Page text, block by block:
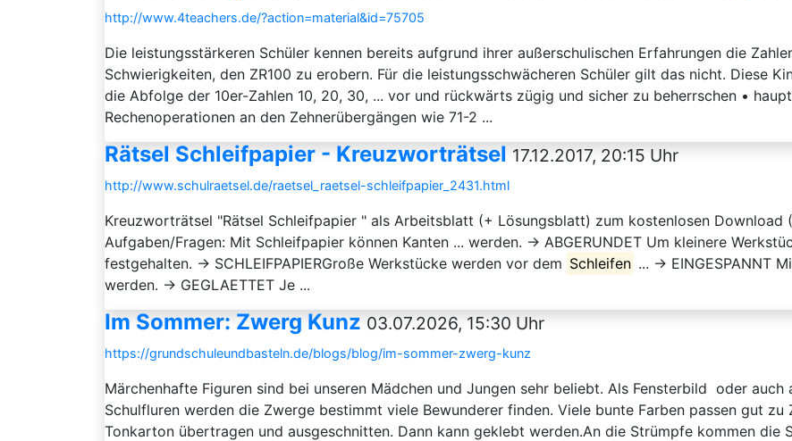
http://www.4teachers.de/?action=material&id=75705
Die leistungsstärkeren Schüler kennen bereits aufgrund ihrer außerschulischen Erfahrungen die
Schwierigkeiten, den ZR100 zu erobern. Für die leistungsschwächeren Schüler gilt das nicht. Diese
die Abfolge der 10er-Zahlen 10, 20, 30, ... vor und rückwärts zügig und sicher zu beherrschen •
Rechenoperationen an den Zehnerübergängen wie 71-2 ...
Rätsel Schleifpapier - Kreuzworträtsel 17.12.2017, 20:15 Uhr
http://www.schulraetsel.de/raetsel_raetsel-schleifpapier_2431.html
Kreuzworträtsel "Rätsel Schleifpapier " als Arbeitsblatt (+ Lösungsblatt) zum kostenlosen Download
Aufgaben/Fragen: Mit Schleifpapier können Kanten ... werden. → ABGERUNDET Um kleinere
festgehalten. → SCHLEIFPAPIERGroße Werkstücke werden vor dem Schleifen ... → EINGESPANNT
werden. → GEGLAETTET Je ...
Im Sommer: Zwerg Kunz 03.07.2026, 15:30 Uhr
https://grundschuleundbasteln.de/blogs/blog/im-sommer-zwerg-kunz
Märchenhafte Figuren sind bei unseren Mädchen und Jungen sehr beliebt. Als Fensterbild oder
Schulfluren werden die Zwerge bestimmt viele Bewunderer finden. Viele bunte Farben passen gut
Tonkarton übertragen und ausgeschnitten. Dann kann geklebt werden.An die Strümpfe kommen die